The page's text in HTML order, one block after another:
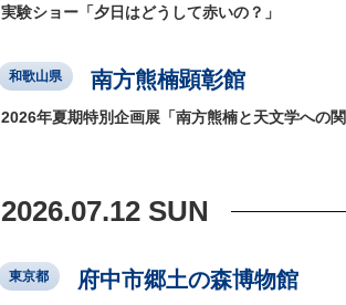
実験ショー「夕日はどうして赤いの？」
和歌山県 南方熊楠顕彰館
2026年夏期特別企画展「南方熊楠と天文学への関
2026.07.12 SUN
東京都 府中市郷土の森博物館